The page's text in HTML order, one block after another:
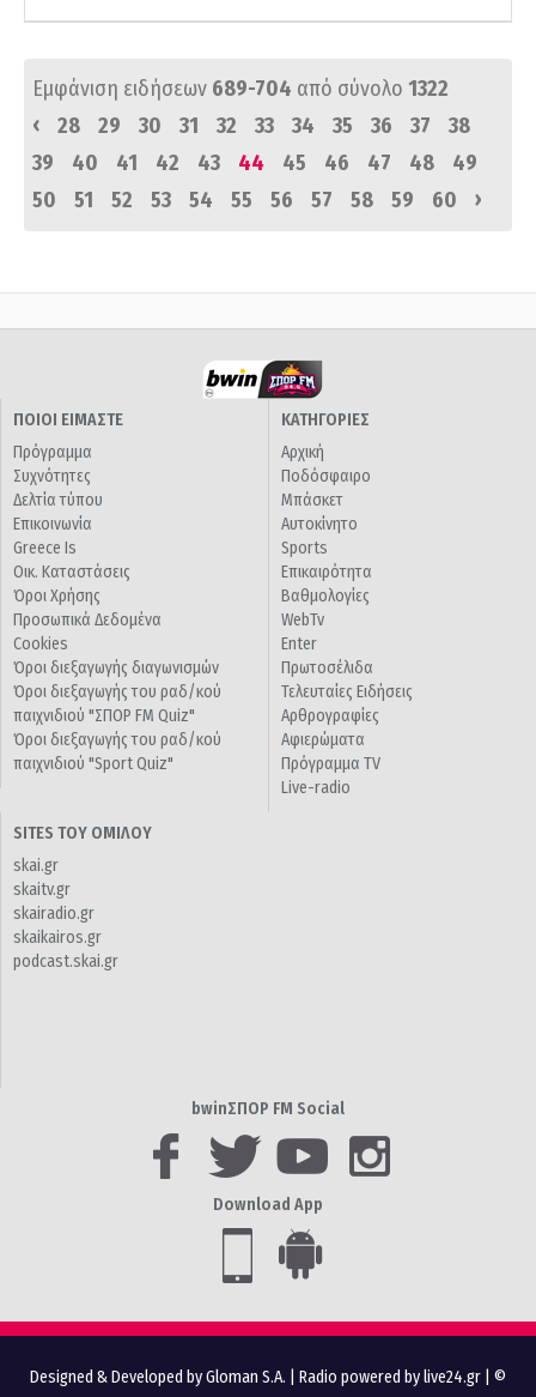
Εμφάνιση ειδήσεων 689-704 από σύνολο 1322
‹
28 29 30 31 32 33 34 35 36 37
38
39
40 41 42 43 44 45 46 47 48
49
50
51 52 53 54 55 56 57 58 59 60 ›
ΠΟΙΟΙ ΕΙΜΑΣΤΕ
Πρόγραμμα
Συχνότητες
Δελτία τύπου
Επικοινωνία
Greece Is
Οικ. Καταστάσεις
Όροι Χρήσης
Προσωπικά Δεδομένα
Cookies
Όροι διεξαγωγής διαγωνισμών
Όροι διεξαγωγής του ραδ/κού
παιχνιδιού "ΣΠΟΡ FM Quiz"
Όροι διεξαγωγής του ραδ/κού
παιχνιδιού "Sport Quiz"
ΚΑΤΗΓΟΡΙΕΣ
Αρχική
Ποδόσφαιρο
Μπάσκετ
Αυτοκίνητο
Sports
Επικαιρότητα
Βαθμολογίες
WebTv
Enter
Πρωτοσέλιδα
Τελευταίες Ειδήσεις
Αρθρογραφίες
Αφιερώματα
Πρόγραμμα TV
Live-radio
SITES ΤΟΥ ΟΜΙΛΟΥ
skai.gr
skaitv.gr
skairadio.gr
skaikairos.gr
podcast.skai.gr
bwinΣΠΟΡ FM Social
Download App
Designed & Developed by Gloman S.A. Radio powered by live24.gr | ©